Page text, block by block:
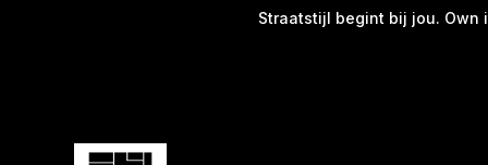
Straatstijl begint bij jou. Own